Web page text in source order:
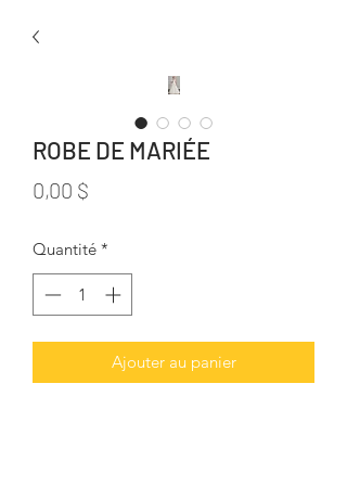
ROBE DE MARIÉE
0,00 $
Quantité *
Ajouter au panier